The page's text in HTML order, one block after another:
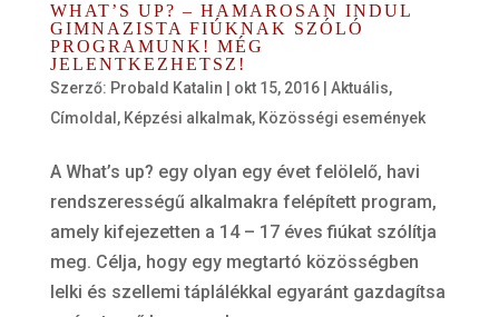
WHAT’S UP? – HAMAROSAN INDUL
GIMNAZISTA FIÚKNAK SZÓLÓ
PROGRAMUNK! MÉG
JELENTKEZHETSZ!
Szerző: Probald Katalin okt 15, 2016| Aktuális,
Címoldal , Képzési alkalmak, Közösségi események
A What’s up? egy olyan egy évet felölelő, havi
rendszerességű alkalmakra felépített program,
amely kifejezetten a 14 – 17 éves fiúkat szólítja
meg. Célja, hogy egy megtartó közösségben
lelki és szellemi táplálékkal egyaránt gazdagítsa